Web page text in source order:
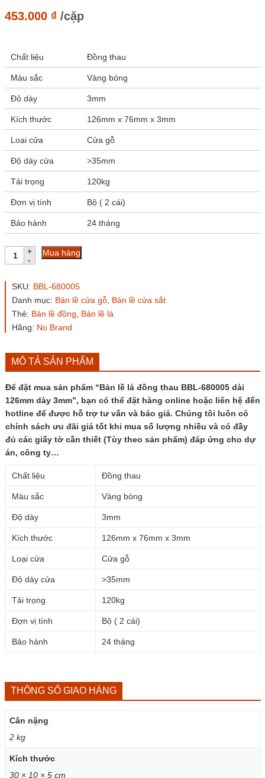
453.000 ₫ /cặp
Chất liệu Đồng thau
Màu sắc Vàng bóng
Độ dày 3mm
Kích thước 126mm x 76mm x 3mm
Loại cửa Cửa gỗ
Độ dày cửa >35mm
Tải trọng 120kg
Đợn vị tính Bộ ( 2 cái)
Bảo hành 24 tháng
Bản
lề
đồng
BBL-
680005
dài
3mm
Mua hàng
SKU: BBL-680005
Danh mục: Bản lề cửa gỗ, Bản lề cửa sắt
Thẻ: Bản lề đồng
Bản lề lá
Hãng: No Brand
MÔ TẢ SẢN PHẨM
Để đặt mua sản phẩm “Bản lề lá đồng thau BBL-680005 dài
126mm dày 3mm”, bạn có thể đặt hàng online hoặc liên hệ đến
hotline để được hỗ trợ tư vấn và báo giá. Chúng tôi luôn có
chính sách ưu đãi giá tốt khi mua số lượng nhiều và có đầy
đủ các giấy tờ cần thiết (Tùy theo sản phẩm) đáp ứng cho dự
án, công ty…
Chất liệu Đồng thau
Màu sắc Vàng bóng
Độ dày 3mm
Kích thước 126mm x 76mm x 3mm
Loại cửa Cửa gỗ
Độ dày cửa >35mm
Tải trọng 120kg
Đợn vị tính Bộ ( 2 cái)
Bảo hành 24 tháng
THÔNG SỐ GIAO HÀNG
Cân nặng
2 kg
Kích thước
30 × 10 × 5 cm